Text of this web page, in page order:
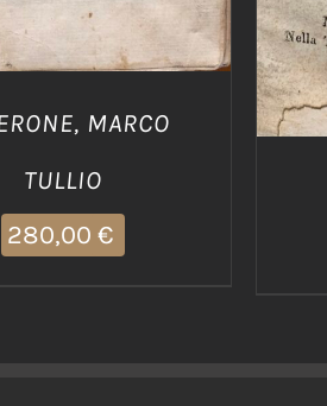
MARCO
TULLIO
280,00 €